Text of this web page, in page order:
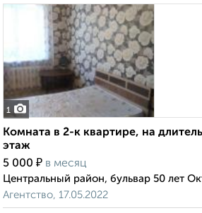
1
Комната в 2-к квартире, на
этаж
5 000 ₽ в месяц
Центральный район, бульвар 50 лет
Агентство, 17.05.2022